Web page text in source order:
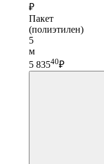
₽
Пакет
(полиэтилен)
5
м
5 83540₽